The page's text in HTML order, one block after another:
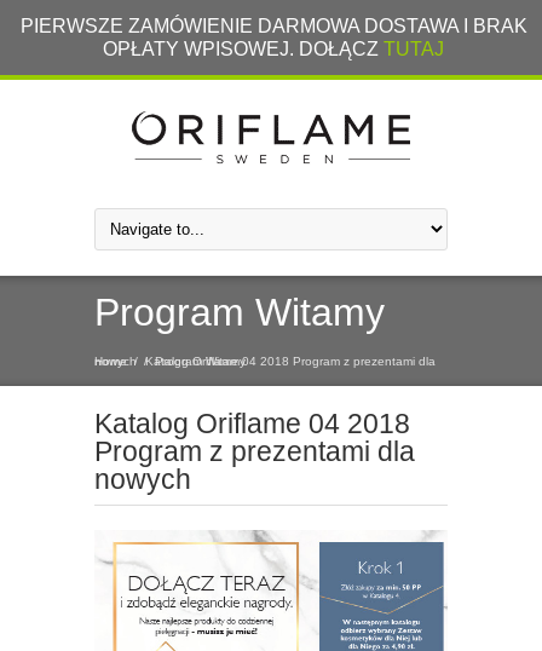
PIERWSZE ZAMÓWIENIE DARMOWA DOSTAWA I BRAK
OPŁATY WPISOWEJ. DOŁĄCZ TUTAJ
Program Witamy
Home /
Katalog Oriflame 04 2018 Program z prezentami dla nowych /Program Witamy
Katalog Oriflame 04 2018
Program z prezentami dla
nowych